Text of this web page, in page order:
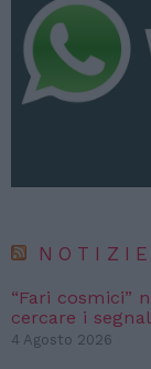
“Fari cosmici”
cercare i
4 Agosto 2026